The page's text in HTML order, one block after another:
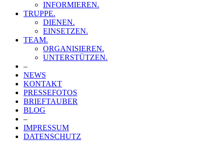
INFORMIEREN.
TRUPPE.
DIENEN.
EINSETZEN.
TEAM.
ORGANISIEREN.
UNTERSTÜTZEN.
–
NEWS
KONTAKT
PRESSEFOTOS
BRIEFTAUBER
BLOG
–
IMPRESSUM
DATENSCHUTZ